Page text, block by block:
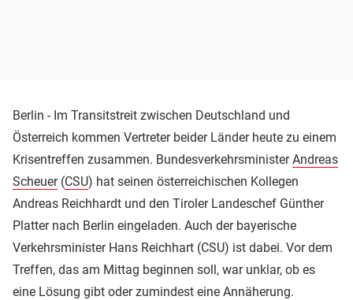
Berlin - Im Transitstreit zwischen Deutschland und
Österreich kommen Vertreter beider Länder heute zu einem
Krisentreffen zusammen. BundesverkehrsministerAndreas
Scheuer(CSU) hat seinen österreichischen Kollegen
Andreas Reichhardt und den Tiroler Landeschef Günther
Platter nach Berlin eingeladen. Auch der bayerische
Verkehrsminister Hans Reichhart (CSU) ist dabei. Vor dem
Treffen, das am Mittag beginnen soll, war unklar, ob es
eine Lösung gibt oder zumindest eine Annäherung.